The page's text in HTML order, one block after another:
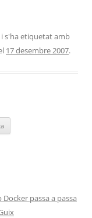
i s'ha etiquetat amb
17 desembre 2007.
passa a passa